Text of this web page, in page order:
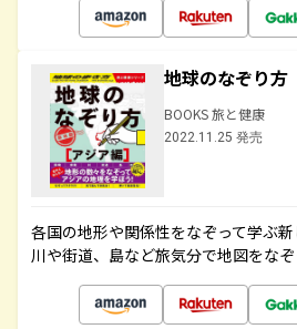
地球のなぞり
BOOKS 旅と健康
2022.11.25 発売
各国の地形や関係性をなぞって学ぶ新
川や街道、島など旅気分で地図をなぞ